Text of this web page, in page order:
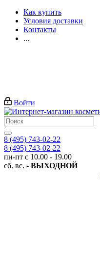
Как купить
Условия доставки
Контакты
...
Войти
8 (495) 743-02-22
8 (495) 743-02-22
пн-пт с 10.00 - 19.00
сб. вс. - ВЫХОДНОЙ